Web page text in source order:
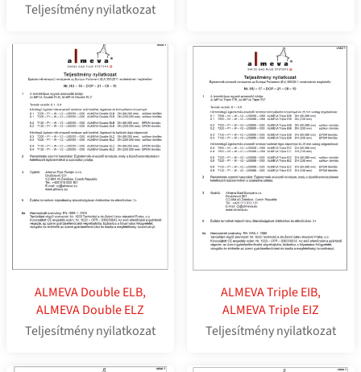
Teljesítmény nyilatkozat
ALMEVA Double ELB,
ALMEVA Double ELZ
Teljesítmény nyilatkozat
ALMEVA Triple EIB,
ALMEVA Triple EIZ
Teljesítmény nyilatkozat